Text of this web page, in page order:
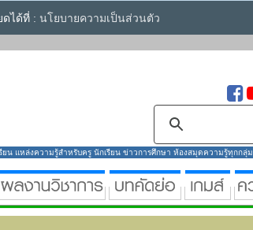
ได้ที่ : นโยบายความเป็นส่วนตัว
น แหล่งความรู้สำหรับครู นักเรียน ข่าวการศึกษา ห้องสมุดความรู้ทุกกลุ่